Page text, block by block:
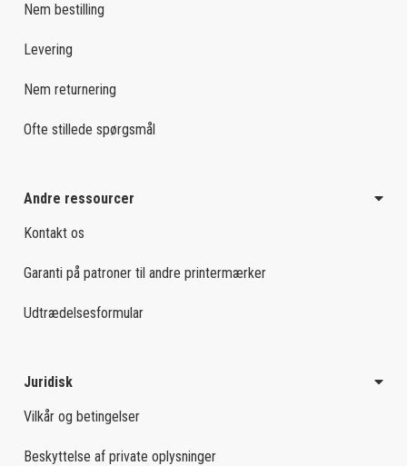
Nem bestilling
Levering
Nem returnering
Ofte stillede spørgsmål
Andre ressourcer
Kontakt os
Garanti på patroner til andre printermærker
Udtrædelsesformular
Juridisk
Vilkår og betingelser
Beskyttelse af private oplysninger